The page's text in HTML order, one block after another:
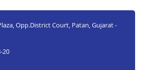
Opp.District Court, Patan, Gujarat -
20